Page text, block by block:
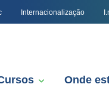
Internacionalização
Onde